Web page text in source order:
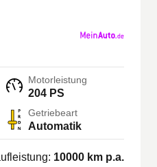
Motorleistung
204 PS
Getriebeart
Automatik
10000 km p.a.